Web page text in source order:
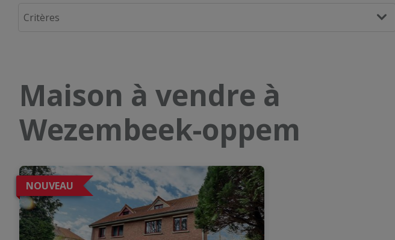
Maison à vendre à
Wezembeek-oppem
NOUVEAU